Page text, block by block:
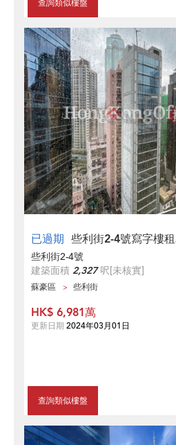
查詢類似樓盤
已過期 些利街2-4號寫字樓
些利街2-4號
建築面積 2,327呎[未核實]
蘇豪區 些利街
查詢類似樓盤
HK$ 6,981萬
更新日期 2024年03月01日